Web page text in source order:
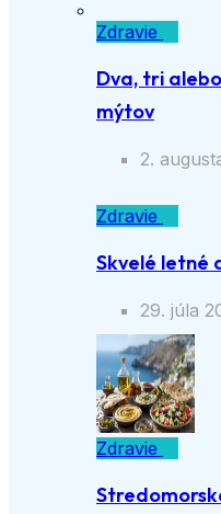
Zdravie
Dva, tri
mýtov
2.
Zdravie
Skvelé letné
29. júla
Zdravie